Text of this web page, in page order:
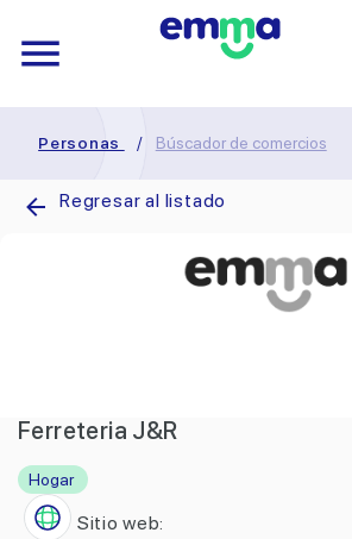
Personas / Búscador de comercios
Regresar al listado
Ferreteria J&R
Hogar
Sitio web: